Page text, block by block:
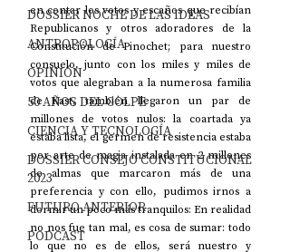
DOSSIER NOCHE DE LAS IDEAS
ANTROPOLOGÍA
OPINIÓN
50 AÑOS DEL GOLPE
CIENCIA Y TECNOLOGÍA
DOSSIER CONSEJO CONSTITUCIONAL
2023
FUTURO ANTERIOR
PODCAST
en contar los votos y escaños que recibían
Republicanos y otros adoradores de la
Constitución de Pinochet; para nuestro
consuelo, junto con los miles y miles de
votos que alegraban a la numerosa familia
de Kast, también llegaron un par de
millones de votos nulos: la coartada ya
estaba lista, el germen de resistencia estaba
por arte de magia instalada en 2 millones
de almas que marcaron más de una
preferencia y con ello, pudimos irnos a
dormir un poco más tranquilos: En realidad
no nos fue tan mal, es cosa de sumar: todo
lo que no es de ellos, será nuestro y